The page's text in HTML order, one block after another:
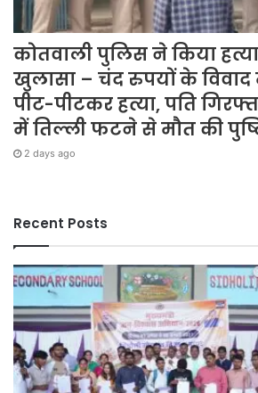
कोतवाली पुलिस ने किया
खुलासा – चंद रुपयों के विवाद
पीट-पीटकर हत्या, पति
में तिल्ली फटने से मौत की
2 days ago
Recent Posts